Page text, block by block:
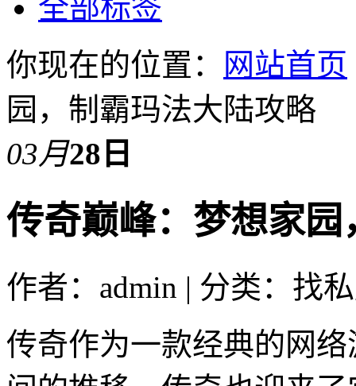
全部标签
你现在的位置：
网站首页
园，制霸玛法大陆攻略
03月28日
传奇巅峰：梦想家
作者：admin | 分类：找
传奇作为一款经典的网